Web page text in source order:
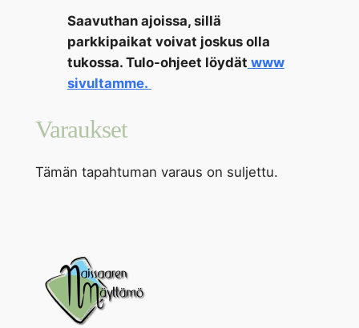
Saavuthan ajoissa, sillä
parkkipaikat voivat joskus olla
tukossa. Tulo-ohjeet löydät www
sivultamme.
Varaukset
Tämän tapahtuman varaus on suljettu.